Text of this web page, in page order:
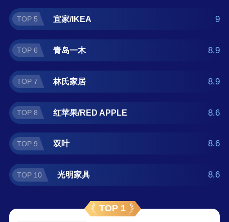
TOP 5 宜家/IKEA 9
TOP 6 青岛一木 8.9
TOP 7 林氏家居 8.9
TOP 8 红苹果/RED APPLE 8.6
TOP 9 双叶 8.6
TOP 10 光明家具 8.6
TOP 1